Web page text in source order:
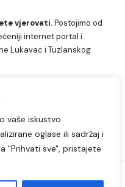
vaše iskustvo
oglase ili sadržaj i
"Prihvati sve", pristajete
vjerovati.Postojimo od
internet portal i
Lukavac i Tuzlanskog
Sport
vrijeme